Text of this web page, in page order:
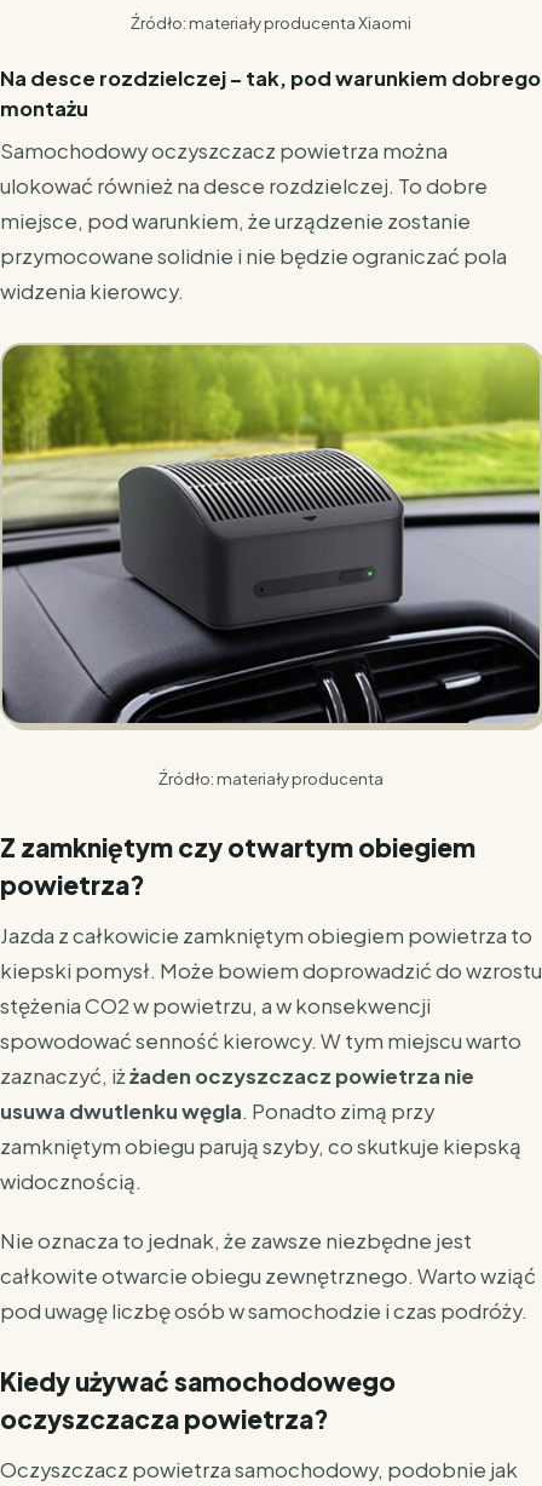
Źródło: materiały producenta Xiaomi
Na desce rozdzielczej – tak, pod warunkiem dobrego
montażu
Samochodowy oczyszczacz powietrza można
ulokować również na desce rozdzielczej. To dobre
miejsce, pod warunkiem, że urządzenie zostanie
przymocowane solidnie i nie będzie ograniczać pola
widzenia kierowcy.
Źródło: materiały producenta
Z zamkniętym czy otwartym obiegiem
powietrza?
Jazda z całkowicie zamkniętym obiegiem powietrza to
kiepski pomysł. Może bowiem doprowadzić do wzrostu
stężenia CO2 w powietrzu, a w konsekwencji
spowodować senność kierowcy. W tym miejscu warto
zaznaczyć, iżżaden oczyszczacz powietrza nie
usuwa dwutlenku węgla. Ponadto zimą przy
zamkniętym obiegu parują szyby, co skutkuje kiepską
widocznością.
Nie oznacza to jednak, że zawsze niezbędne jest
całkowite otwarcie obiegu zewnętrznego. Warto wziąć
pod uwagę liczbę osób w samochodzie i czas podróży.
Kiedy używać samochodowego
oczyszczacza powietrza?
Oczyszczacz powietrza samochodowy, podobnie jak